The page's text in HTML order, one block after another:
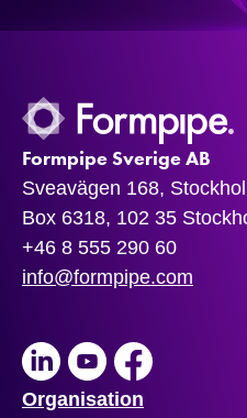
Formpipe Sverige AB
Sveavägen 168,
Box 6318, 102 35
+46 8 555 290 60
info@formpipe.com
LinkedInYoutubeFacebook
Organisation